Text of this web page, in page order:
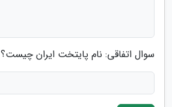
سوال اتفاقی: نام پایتخت ایران چیست؟